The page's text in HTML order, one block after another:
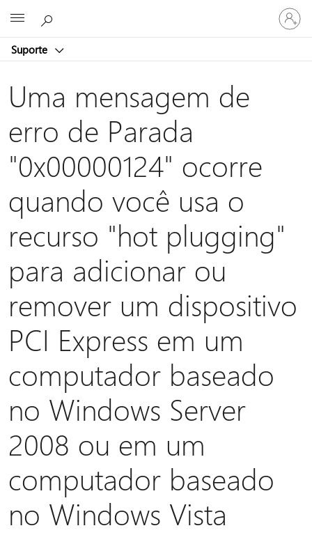
Suporte
Entre
em
sua
Uma mensagem de
erro de Parada
"0x00000124" ocorre
quando você usa o
recurso "hot plugging"
para adicionar ou
remover um dispositivo
PCI Express em um
computador baseado
no Windows Server
2008 ou em um
computador baseado
no Windows Vista